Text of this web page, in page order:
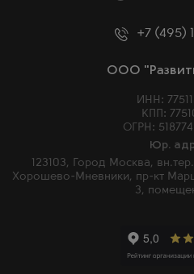
+7 (495)
ООО
ИНН:
КПП:
ОГРН:
Юр.
123103, Город Москва,
Хорошево-Мневники, пр-кт
3,